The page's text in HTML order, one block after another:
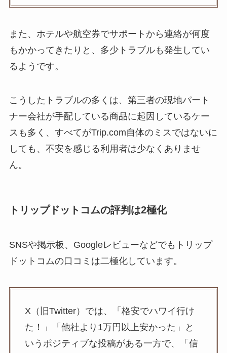
また、ホテルや航空券でサポートから連絡が何度
もかかってきたりと、多少トラブルも発生してい
るようです。
こうしたトラブルの多くは、第三者の現地パート
ナー会社が手配している商品に起因しているケー
スも多く、すべてがTrip.com自体のミスではないに
しても、不安を感じる利用者は少なくありませ
ん。
トリップドットコムの評判は2極化
SNSや掲示板、Googleレビューなどでもトリップ
ドットコムの口コミは二極化しています。
X（旧Twitter）では、「格安でハワイ行け
た！」「他社より1万円以上安かった」と
いうポジティブな投稿がある一方で、「信